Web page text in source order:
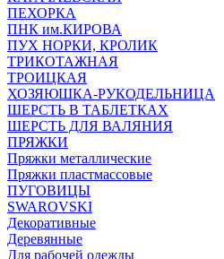
ПЕХОРКА
ПНК им.КИРОВА
ПУХ НОРКИ, КРОЛИК
ТРИКОТАЖНАЯ
ТРОИЦКАЯ
ХОЗЯЮШКА-РУКОДЕЛЬНИЦА
ШЕРСТЬ В ТАБЛЕТКАХ
ШЕРСТЬ ДЛЯ ВАЛЯНИЯ
ПРЯЖКИ
Пряжки металлические
Пряжки пластмассовые
ПУГОВИЦЫ
SWAROVSKI
Декоративные
Деревянные
Для рабочей одежды